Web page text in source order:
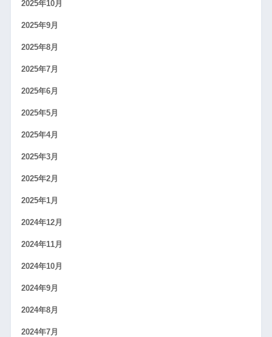
2025年10月
2025年9月
2025年8月
2025年7月
2025年6月
2025年5月
2025年4月
2025年3月
2025年2月
2025年1月
2024年12月
2024年11月
2024年10月
2024年9月
2024年8月
2024年7月